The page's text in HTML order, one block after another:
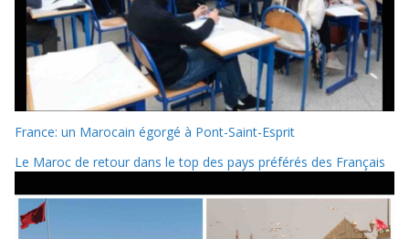
France: un Marocain égorgé à Pont-Saint-Esprit
Le Maroc de retour dans le top des pays préférés des Français